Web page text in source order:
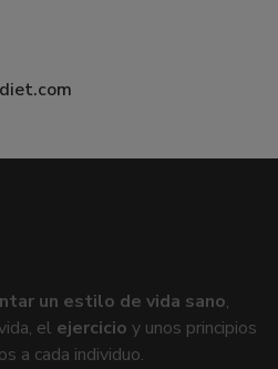
un estilo de vida sano,
el ejercicio y unos principios
a cada individuo.